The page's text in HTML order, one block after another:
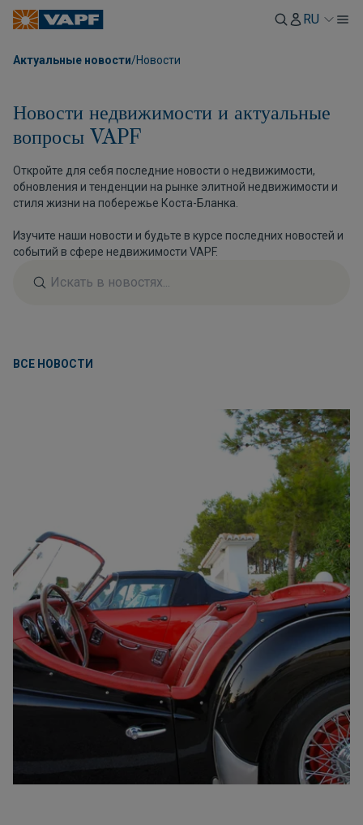
RU
Актуальные новости/Новости
Новости недвижимости и актуальные
вопросы VAPF
Откройте для себя последние новости о недвижимости,
обновления и тенденции на рынке элитной недвижимости и
стиля жизни на побережье Коста-Бланка.
Изучите наши новости и будьте в курсе последних новостей и
событий в сфере недвижимости VAPF.
ВСЕ НОВОСТИ